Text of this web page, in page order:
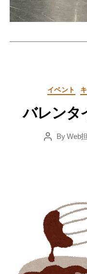
イベント
バレンタ
PostByWeb